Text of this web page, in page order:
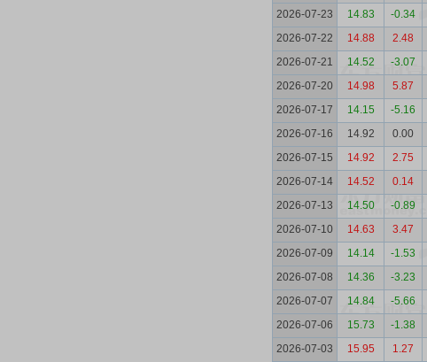
2026-07-23
14.83 -0.34
2026-07-22
14.88 2.48
2026-07-21
14.52 -3.07
2026-07-20
14.98 5.87
2026-07-17
14.15 -5.16
2026-07-16
14.92 0.00
2026-07-15
14.92 2.75
2026-07-14
14.52 0.14
2026-07-13
14.50 -0.89
2026-07-10
14.63 3.47
2026-07-09
14.14 -1.53
2026-07-08
14.36 -3.23
2026-07-07
14.84 -5.66
2026-07-06
15.73 -1.38
2026-07-03
15.95 1.27